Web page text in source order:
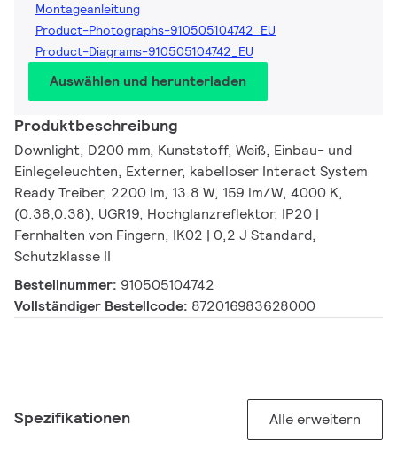
Montageanleitung
Product-Photographs-910505104742_EU
Product-Diagrams-910505104742_EU
Auswählen und herunterladen
Produktbeschreibung
Downlight, D200 mm, Kunststoff, Weiß, Einbau- und
Einlegeleuchten, Externer, kabelloser Interact System
Ready Treiber, 2200 lm, 13.8 W, 159 lm/W, 4000 K,
(0.38,0.38), UGR19, Hochglanzreflektor, IP20 |
Fernhalten von Fingern, IK02 | 0,2 J Standard,
Schutzklasse II
Bestellnummer: 910505104742
Vollständiger Bestellcode: 872016983628000
Spezifikationen Alle erweitern